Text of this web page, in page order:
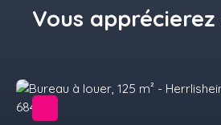
Vous apprécierez